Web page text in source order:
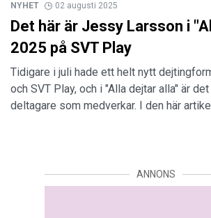
NYHET 02 augusti 2025
Det här är Jessy Larsson i
2025 på SVT Play
Tidigare i juli hade ett helt nytt
och SVT Play, och i "Alla dejtar alla" är
deltagare som medverkar. I den här
ANNONS